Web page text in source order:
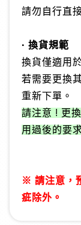
請勿自行直
· 換貨規範
換貨僅適用
若需要更換
重新下單。
請注意 ! 更
用過後的要
※ 請注意，
疵除外。